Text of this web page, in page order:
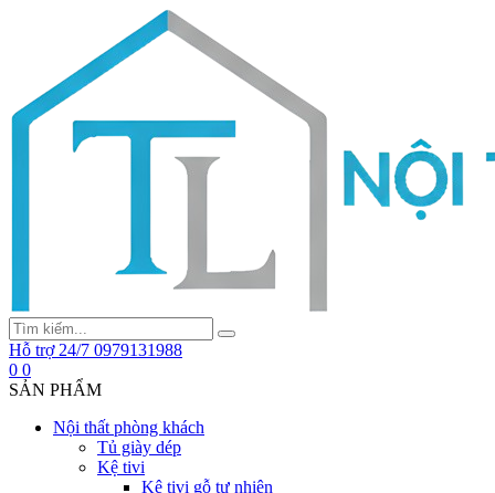
Hỗ trợ 24/7 0979131988
0 0
SẢN PHẨM
Nội thất phòng khách
Tủ giày dép
Kệ tivi
Kệ tivi gỗ tự nhiên